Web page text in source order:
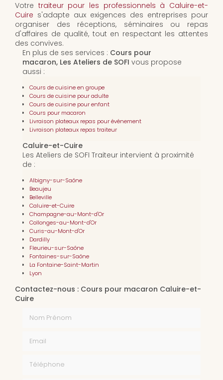
Votre traiteur pour les professionnels à Caluire-et-
Cuire s'adapte aux exigences des entreprises pour
organiser des réceptions, séminaires ou repas
d'affaires de qualité, tout en respectant les attentes
des convives.
En plus de ses services : Cours pour
macaron, Les Ateliers de SOFI vous propose
aussi :
Cours de cuisine en groupe
Cours de cuisine pour adulte
Cours de cuisine pour enfant
Cours pour macaron
Livraison plateaux repas pour événement
Livraison plateaux repas traiteur
Caluire-et-Cuire
Les Ateliers de SOFI Traiteur intervient à proximité
de :
Albigny-sur-Saône
Beaujeu
Belleville
Caluire-et-Cuire
Champagne-au-Mont-d'Or
Collonges-au-Mont-d'Or
Curis-au-Mont-d'Or
Dardilly
Fleurieu-sur-Saône
Fontaines-sur-Saône
La Fontaine-Saint-Martin
Lyon
Contactez-nous : Cours pour macaron Caluire-et-
Cuire